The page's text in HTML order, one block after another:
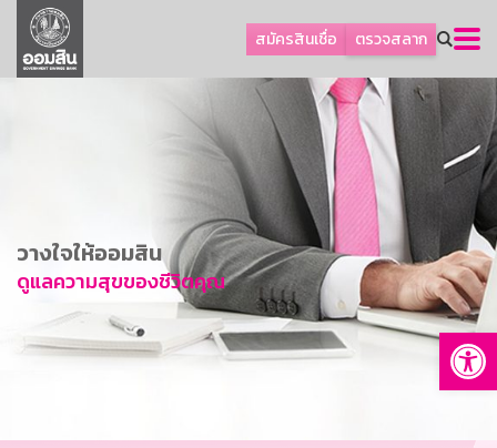
สมัครสินเชื่อ ตรวจสลาก
ลูกค้าธุรกิจ
ลูกค้าผู้ประกอบรายย่อย
การพัฒนาที่ยั่งยืน
ข่าวสาร
บริการทางการเงิน
อื่นๆ
วางใจให้ออมสิน
ดูแลความสุขของชีวิตคุณ